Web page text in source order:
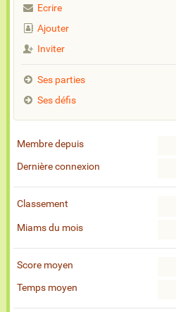
Ecrire
Ajouter
Inviter
Ses parties
Ses défis
Membre depuis
Dernière connexion
Classement
Miams du mois
Score moyen
Temps moyen